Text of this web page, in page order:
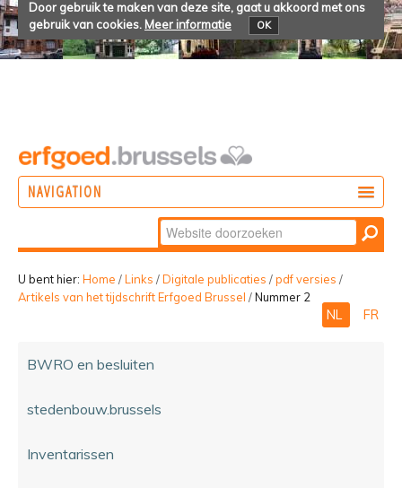
Door gebruik te maken van deze site, gaat u akkoord met ons
gebruik van cookies. Meer informatie OK
NAVIGATION
BELEVEN
Zoek
Geavanceerd
zoeken...
U bent hier: Home /Links /Digitale publicaties /pdf versies /
Artikels van het tijdschrift Erfgoed Brussel /Nummer 2
NL FR
BWRO en besluiten
stedenbouw.brussels
Inventarissen